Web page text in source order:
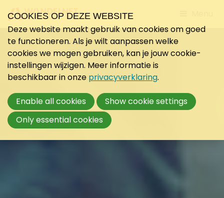
to
COOKIES OP DEZE WEBSITE
Deze website maakt gebruik van cookies om goed
te functioneren. Als je wilt aanpassen welke
cookies we mogen gebruiken, kan je jouw cookie-
instellingen wijzigen. Meer informatie is
beschikbaar in onze privacyverklaring.
Enable all cookies
Show cookie settings
Only essential cookies